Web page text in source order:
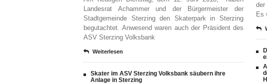
Landesrat Achammer und der Bürgermeister der
Stadtgemeinde Sterzing den Skaterpark in Sterzing
begutachtet. Anwesend waren auch der Präsident des
ASV Sterzing Volksbank
Weiterlesen
Skater im ASV Sterzing Volksbank säubern ihre
Anlage in Sterzing
der
Es